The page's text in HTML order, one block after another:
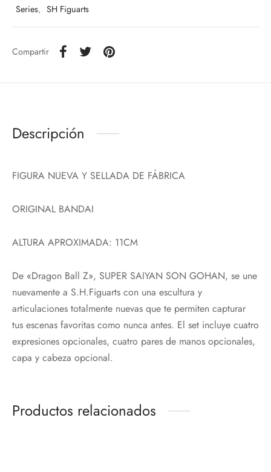
Series, SH Figuarts
Compartir
Descripción
FIGURA NUEVA Y SELLADA DE FÁBRICA
ORIGINAL BANDAI
ALTURA APROXIMADA: 11CM
De «Dragon Ball Z», SUPER SAIYAN SON GOHAN, se une
nuevamente a S.H.Figuarts con una escultura y
articulaciones totalmente nuevas que te permiten capturar
tus escenas favoritas como nunca antes. El set incluye cuatro
expresiones opcionales, cuatro pares de manos opcionales,
capa y cabeza opcional.
Productos relacionados